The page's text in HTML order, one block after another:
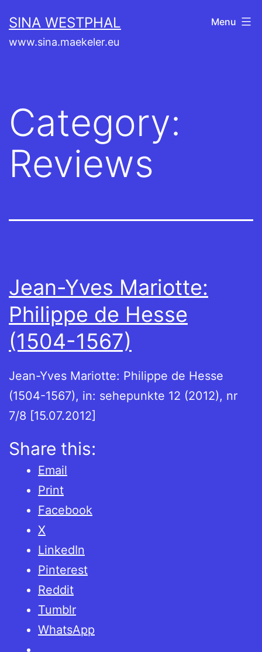
to
content
SINA WESTPHAL
www.sina.maekeler.eu
Menu
Category:
Reviews
Jean-Yves Mariotte:
Philippe de Hesse
(1504-1567)
Jean-Yves Mariotte: Philippe de Hesse
(1504-1567), in: sehepunkte 12 (2012), nr
7/8 [15.07.2012]
Share this:
Email
Print
Facebook
X
LinkedIn
Pinterest
Reddit
Tumblr
WhatsApp